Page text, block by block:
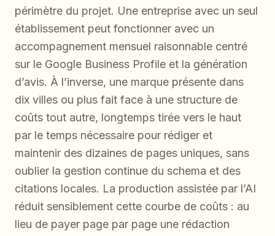
périmètre du projet. Une entreprise avec un seul
établissement peut fonctionner avec un
accompagnement mensuel raisonnable centré
sur le Google Business Profile et la génération
d’avis. À l’inverse, une marque présente dans
dix villes ou plus fait face à une structure de
coûts tout autre, longtemps tirée vers le haut
par le temps nécessaire pour rédiger et
maintenir des dizaines de pages uniques, sans
oublier la gestion continue du schema et des
citations locales. La production assistée par l’AI
réduit sensiblement cette courbe de coûts : au
lieu de payer page par page une rédaction